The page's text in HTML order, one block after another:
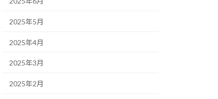
2025年5月
2025年4月
2025年3月
2025年2月